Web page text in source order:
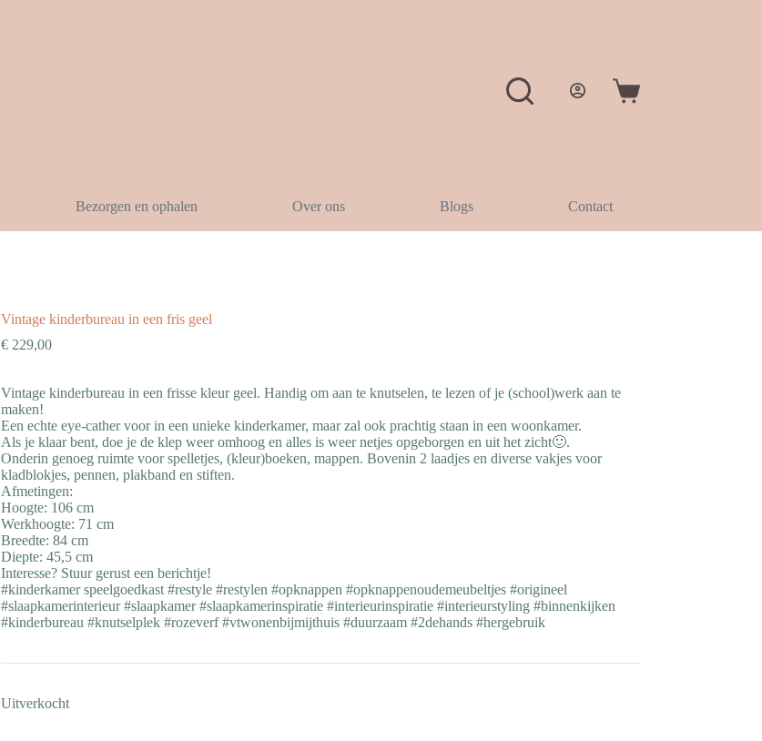
Winkelwagen
Bezorgen en ophalen Over ons Blogs Contact
Vintage kinderbureau in een fris geel
€229,00
Vintage kinderbureau in een frisse kleur geel. Handig om aan te knutselen, te lezen of je (school)werk aan te
maken!
Een echte eye-cather voor in een unieke kinderkamer, maar zal ook prachtig staan in een woonkamer.
Als je klaar bent, doe je de klep weer omhoog en alles is weer netjes opgeborgen en uit het zicht🙂.
Onderin genoeg ruimte voor spelletjes, (kleur)boeken, mappen. Bovenin 2 laadjes en diverse vakjes voor
kladblokjes, pennen, plakband en stiften.
Afmetingen:
Hoogte: 106 cm
Werkhoogte: 71 cm
Breedte: 84 cm
Diepte: 45,5 cm
Interesse? Stuur gerust een berichtje!
#kinderkamer speelgoedkast #restyle #restylen #opknappen #opknappenoudemeubeltjes #origineel
#slaapkamerinterieur #slaapkamer #slaapkamerinspiratie #interieurinspiratie #interieurstyling #binnenkijken
#kinderbureau #knutselplek #rozeverf #vtwonenbijmijthuis #duurzaam #2dehands #hergebruik
Uitverkocht